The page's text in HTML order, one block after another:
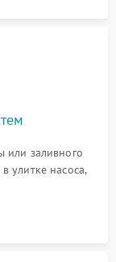
или заливного
улитке насоса,
платы
проводки.